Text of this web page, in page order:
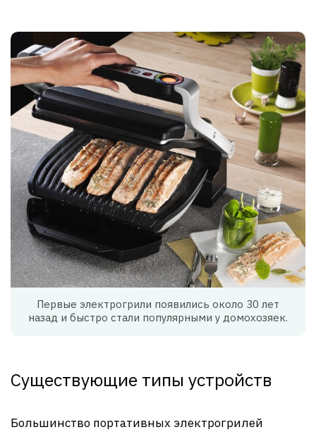
Первые электрогрили появились около 30 лет
назад и быстро стали популярными у домохозяек.
Существующие типы устройств
Большинство портативных электрогрилей